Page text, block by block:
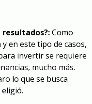
resultados?:Como
en este tipo de casos,
invertir se requiere
mucho más.
lo que se busca